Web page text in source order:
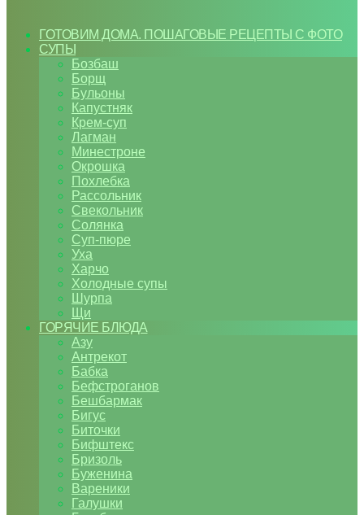
ГОТОВИМ ДОМА. ПОШАГОВЫЕ РЕЦЕПТЫ С ФОТО
СУПЫ
Бозбаш
Борщ
Бульоны
Капустняк
Крем-суп
Лагман
Минестроне
Окрошка
Похлебка
Рассольник
Свекольник
Солянка
Суп-пюре
Уха
Харчо
Холодные супы
Шурпа
Щи
ГОРЯЧИЕ БЛЮДА
Азу
Антрекот
Бабка
Бефстроганов
Бешбармак
Бигус
Биточки
Бифштекс
Бризоль
Буженина
Вареники
Галушки